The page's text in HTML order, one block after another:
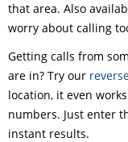
that area. Also
worry about calling
Getting calls from
are in? Try our
location, it even
numbers. Just enter
instant results.